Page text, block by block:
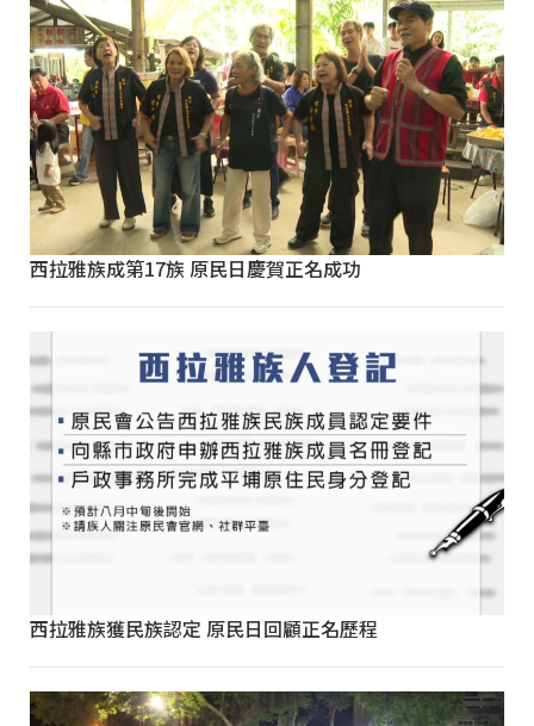
西拉雅族成第17族 原民日慶賀正名成功
西拉雅族獲民族認定 原民日回顧正名歷程